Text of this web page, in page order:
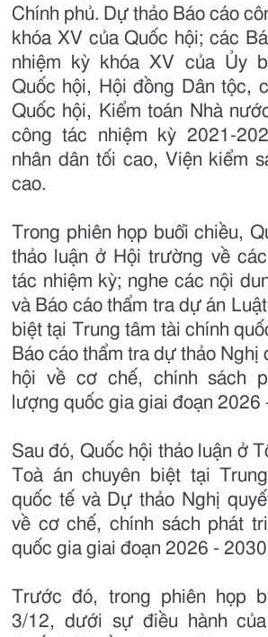
Chính phủ. Dự thảo Báo cáo
khóa XV của Quốc hội; các
nhiệm kỳ khóa XV của Ủy
Quốc hội, Hội đồng Dân tộc,
Quốc hội, Kiểm toán Nhà
công tác nhiệm kỳ 2021-
nhân dân tối cao, Viện kiểm
cao.
Trong phiên họp buổi chiều,
thảo luận ở Hội trường về
tác nhiệm kỳ; nghe các nội
và Báo cáo thẩm tra dự án
biệt tại Trung tâm tài chính
Báo cáo thẩm tra dự thảo Nghị
hội về cơ chế, chính sách
lượng quốc gia giai đoạn 2026
Sau đó, Quốc hội thảo luận ở
Toà án chuyên biệt tại
quốc tế và Dự thảo Nghị
về cơ chế, chính sách phát
quốc gia giai đoạn 2026 -
Trước đó, trong phiên họp
3/12, dưới sự điều hành